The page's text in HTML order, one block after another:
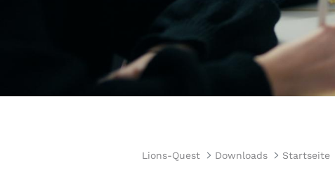
Lions-Quest Downloads Startseite